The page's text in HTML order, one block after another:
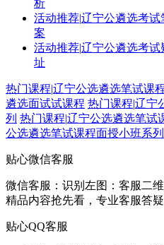
析
活动推荐|辽宁公遴选考
案
活动推荐|辽宁公遴选考
址
热门课程|辽宁公选遴选笔试课
遴选面试试课程 热门课程|辽宁
列 热门课程|辽宁公选遴选笔试
公选遴选笔试课程面授小班系列
贴心微信客服
微信客服： 识别左图：客服二
精品内容抢先看，专业客服答疑
贴心QQ客服